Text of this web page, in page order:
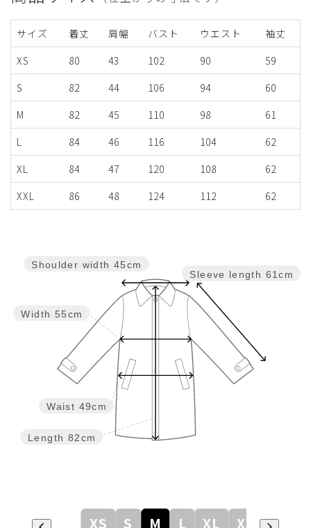
サイズ 着丈 肩幅 バスト ウエスト
袖丈
XS
80 43 102 90
59
S
82 44 106 94
60
M
82 45 110 98
61
L
84 46 116 104
62
XL
84 47 120 108
62
XXL
86 48 124 112 62
Sleeve length 61cm
Length 82cm
Waist 49cm
Width 55cm
Shoulder width 45cm
XS S M L XL XXL